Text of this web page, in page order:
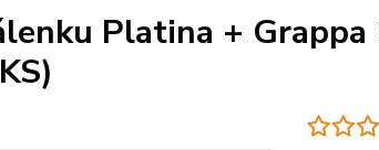
Platina +